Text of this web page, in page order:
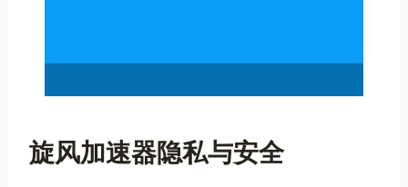
旋风加速器隐私与安全